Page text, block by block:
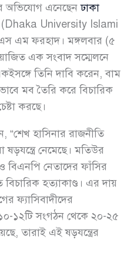
অভিযোগ এনেছেনঢাকা
(Dhaka University Islami
এম ফরহাদ। মঙ্গলবার (৫
এক সংবাদ সম্মেলনে
তিনি দাবি করেন, বাম
মব তৈরি করে বিচারিক
করছে।
“শেখ হাসিনার রাজনীতি
ষড়যন্ত্রে নেমেছে। মতিউর
বিএনপি নেতাদের ফাঁসির
হত্যাকাণ্ড। এর দায়
ফ্যাসিবাদীদের
১২টি সংগঠন থেকে ২০-২৫
তারাই এই ষড়যন্ত্রের